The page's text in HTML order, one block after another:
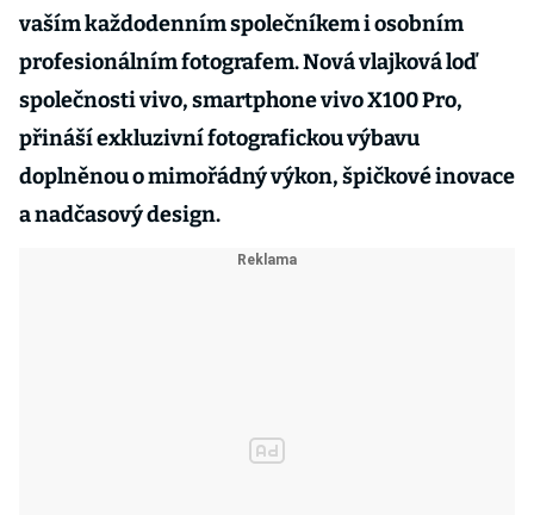
vaším každodenním společníkem i osobním
profesionálním fotografem. Nová vlajková loď
společnosti vivo, smartphone vivo X100 Pro,
přináší exkluzivní fotografickou výbavu
doplněnou o mimořádný výkon, špičkové inovace
a nadčasový design.